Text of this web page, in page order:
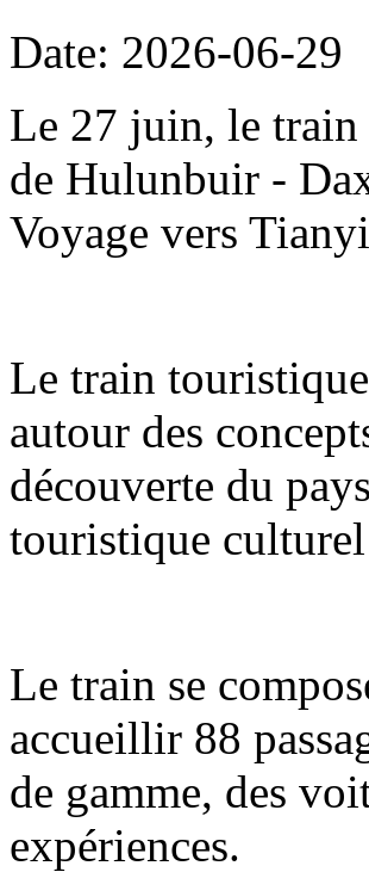
Date: 2026-06-29
Le 27 juin, le train
de Hulunbuir -
Voyage vers
Le train
autour des
découverte du
touristique
Le train se
accueillir 88
de gamme, des
expériences.